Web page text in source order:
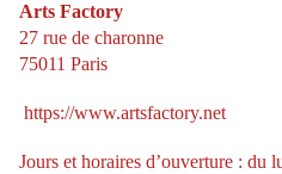
Arts Factory
27 rue de charonne
75011 Paris
https://www.artsfactory.net
Jours et horaires d’ouverture : du